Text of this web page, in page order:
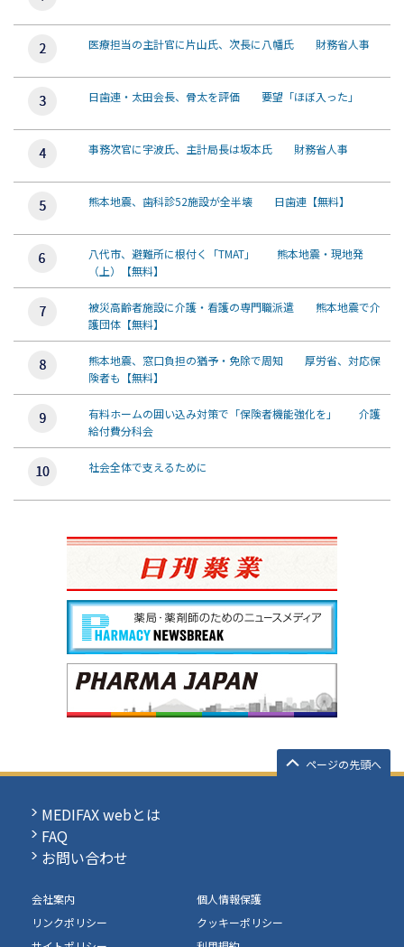
医療担当の主計官に片山氏、次長に八幡氏 財務省人事
日歯連・太田会長、骨太を評価 要望「ほぼ入った」
事務次官に宇波氏、主計局長は坂本氏 財務省人事
熊本地震、歯科診52施設が全半壊 日歯連【無料】
八代市、避難所に根付く「TMAT」 熊本地震・現地発
（上）【無料】
被災高齢者施設に介護・看護の専門職派遣 熊本地震で介
護団体【無料】
熊本地震、窓口負担の猶予・免除で周知 厚労省、対応保
険者も【無料】
有料ホームの囲い込み対策で「保険者機能強化を」 介護
給付費分科会
社会全体で支えるために
ページの先頭へ
MEDIFAX webとは
FAQ
お問い合わせ
会社案内
個人情報保護
リンクポリシー
クッキーポリシー